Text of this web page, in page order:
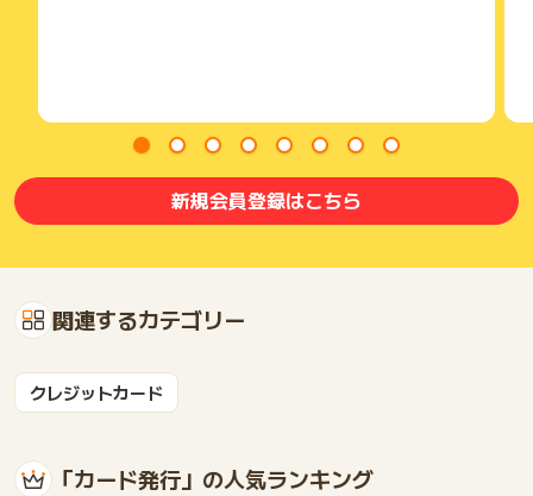
業日にキャッシュバック
＝＝＝＝＝＝＝＝＝＝＝＝＝＝＝＝＝＝＝＝＝＝＝＝＝＝＝＝
＝＝
(3)オリジナルピンバッジプレゼントキャンペーン
で
※合計10,000名様に達し次第終了となります。
（条件1）:オンラインで新規入会
（条件2）:カードを1回以上利用
【特典付与時期】
（条件1）カード発行対象期間:2026年4月15日(水) ～ 7月15
（条件2）カード利用期間:2026年4月15日(水) ～ 8月15日
新規会員登録はこちら
関連するカテゴリー
クレジットカード
「カード発行」の人気ランキング